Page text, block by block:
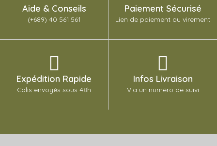
Aide & Conseils
(+689) 40 561 561
Paiement Sécurisé
Lien de paiement ou virement
Expédition Rapide
Colis envoyés sous 48h
Infos Livraison
Via un numéro de suivi